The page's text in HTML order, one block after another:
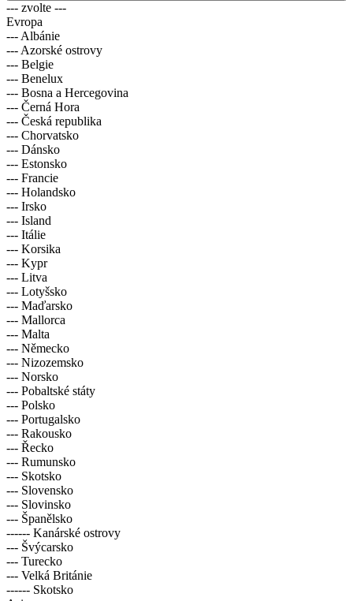
--- zvolte ---
Evropa
--- Albánie
--- Azorské ostrovy
--- Belgie
--- Benelux
--- Bosna a Hercegovina
--- Černá Hora
--- Česká republika
--- Chorvatsko
--- Dánsko
--- Estonsko
--- Francie
--- Holandsko
--- Irsko
--- Island
--- Itálie
--- Korsika
--- Kypr
--- Litva
--- Lotyšsko
--- Maďarsko
--- Mallorca
--- Malta
--- Německo
--- Nizozemsko
--- Norsko
--- Pobaltské státy
--- Polsko
--- Portugalsko
--- Rakousko
--- Řecko
--- Rumunsko
--- Skotsko
--- Slovensko
--- Slovinsko
--- Španělsko
------ Kanárské ostrovy
--- Švýcarsko
--- Turecko
--- Velká Británie
------ Skotsko